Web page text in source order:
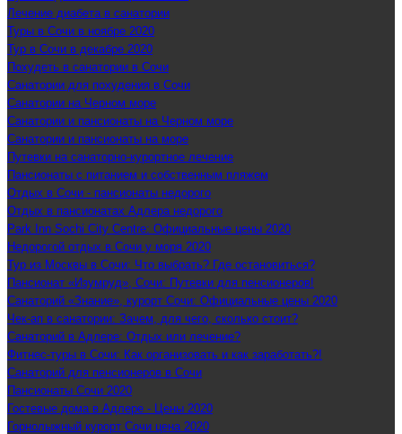
Лечение диабета в санатории
Туры в Сочи в ноябре 2020
Тур в Сочи в декабре 2020
Похудеть в санатории в Сочи
Санатории для похудения в Сочи
Санатории на Черном море
Санатории и пансионаты на Черном море
Санатории и пансионаты на море
Путевки на санаторно-курортное лечение
Пансионаты с питанием и собственным пляжем
Отдых в Сочи - пансионаты недорого
Отдых в пансионатах Адлера недорого
Park Inn Sochi City Centre: Официальные цены 2020
Недорогой отдых в Сочи у моря 2020
Тур из Москвы в Сочи: Что выбрать? Где остановиться?
Пансионат «Изумруд», Сочи: Путевки для пенсионеров!
Санаторий «Знание», курорт Сочи: Официальные цены 2020
Чек-ап в санатории: Зачем, для чего, сколько стоит?
Санаторий в Адлере: Отдых или лечение?
Фитнес-туры в Сочи: Как организовать и как заработать?!
Санаторий для пенсионеров в Сочи
Пансионаты Сочи 2020
Гостевые дома в Адлере - Цены 2020
Горнолыжный курорт Сочи цена 2020